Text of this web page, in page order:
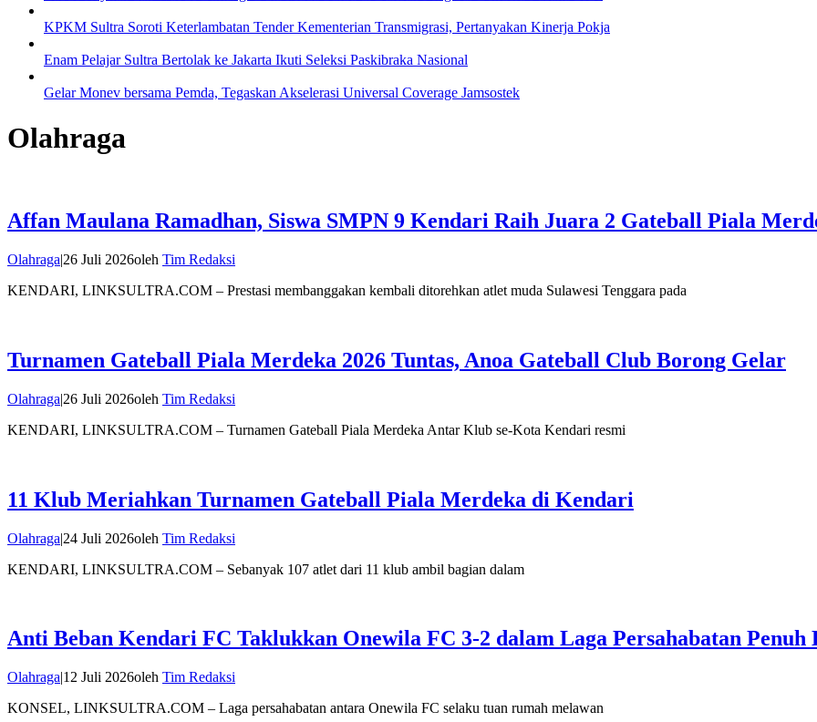
KPKM Sultra Soroti Keterlambatan Tender Kementerian Transmigrasi, Pertanyakan Kinerja Pokja
Enam Pelajar Sultra Bertolak ke Jakarta Ikuti Seleksi Paskibraka Nasional
Gelar Monev bersama Pemda, Tegaskan Akselerasi Universal Coverage Jamsostek
Olahraga
Affan Maulana Ramadhan, Siswa SMPN 9 Kendari Raih Juara 2 Gateball Piala
Olahraga|26 Juli 2026oleh Tim Redaksi
KENDARI, LINKSULTRA.COM – Prestasi membanggakan kembali ditorehkan atlet muda Sulawesi Tenggara pada
Turnamen Gateball Piala Merdeka 2026 Tuntas, Anoa Gateball Club Borong Gelar
Olahraga|26 Juli 2026oleh Tim Redaksi
KENDARI, LINKSULTRA.COM – Turnamen Gateball Piala Merdeka Antar Klub se-Kota Kendari resmi
11 Klub Meriahkan Turnamen Gateball Piala Merdeka di Kendari
Olahraga|24 Juli 2026oleh Tim Redaksi
KENDARI, LINKSULTRA.COM – Sebanyak 107 atlet dari 11 klub ambil bagian dalam
Anti Beban Kendari FC Taklukkan Onewila FC 3-2 dalam Laga Persahabatan Penuh
Olahraga|12 Juli 2026oleh Tim Redaksi
KONSEL, LINKSULTRA.COM – Laga persahabatan antara Onewila FC selaku tuan rumah melawan